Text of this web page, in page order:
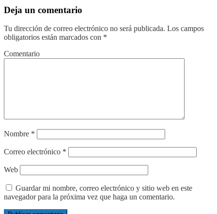
Deja un comentario
Tu dirección de correo electrónico no será publicada. Los campos
obligatorios están marcados con *
Comentario
Nombre *
Correo electrónico *
Web
Guardar mi nombre, correo electrónico y sitio web en este
navegador para la próxima vez que haga un comentario.